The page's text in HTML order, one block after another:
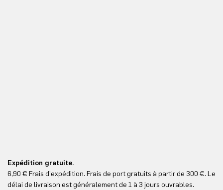
Expédition gratuite.
6,90 € Frais d'expédition. Frais de port gratuits à partir de 300 €. Le
délai de livraison est généralement de 1 à 3 jours ouvrables.